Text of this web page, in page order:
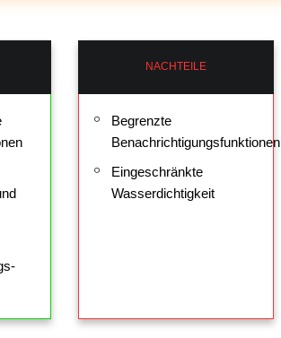
NACHTEILE
Begrenzte
Benachrichtigungsfunktionen
Eingeschränkte
Wasserdichtigkeit